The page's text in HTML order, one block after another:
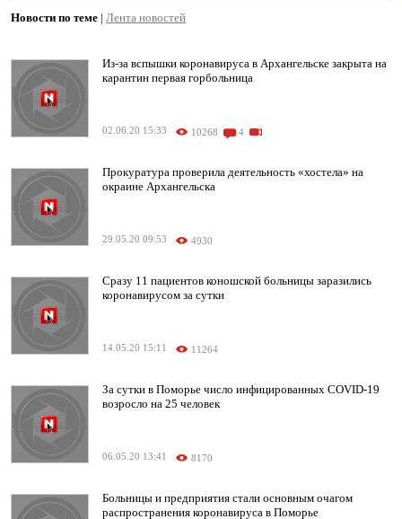
Новости по теме | Лента новостей
Из-за вспышки коронавируса в Архангельске закрыта на
карантин первая горбольница
02.06.20 15:33 10268 4
Прокуратура проверила деятельность «хостела» на
окраине Архангельска
29.05.20 09:53 4930
Сразу 11 пациентов коношской больницы заразились
коронавирусом за сутки
14.05.20 15:11 11264
За сутки в Поморье число инфицированных COVID-19
возросло на 25 человек
06.05.20 13:41 8170
Больницы и предприятия стали основным очагом
распространения коронавируса в Поморье